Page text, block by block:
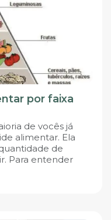
por faixa
de vocês já
alimentar. Ela
de
Para entender